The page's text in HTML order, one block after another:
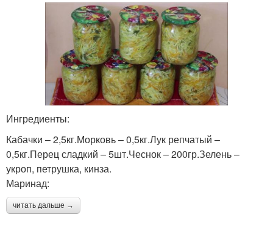
Ингредиенты:
Кабачки – 2,5кг.Морковь – 0,5кг.Лук репчатый –
0,5кг.Перец сладкий – 5шт.Чеснок – 200гр.Зелень –
укроп, петрушка, кинза.
Маринад:
читать дальше →